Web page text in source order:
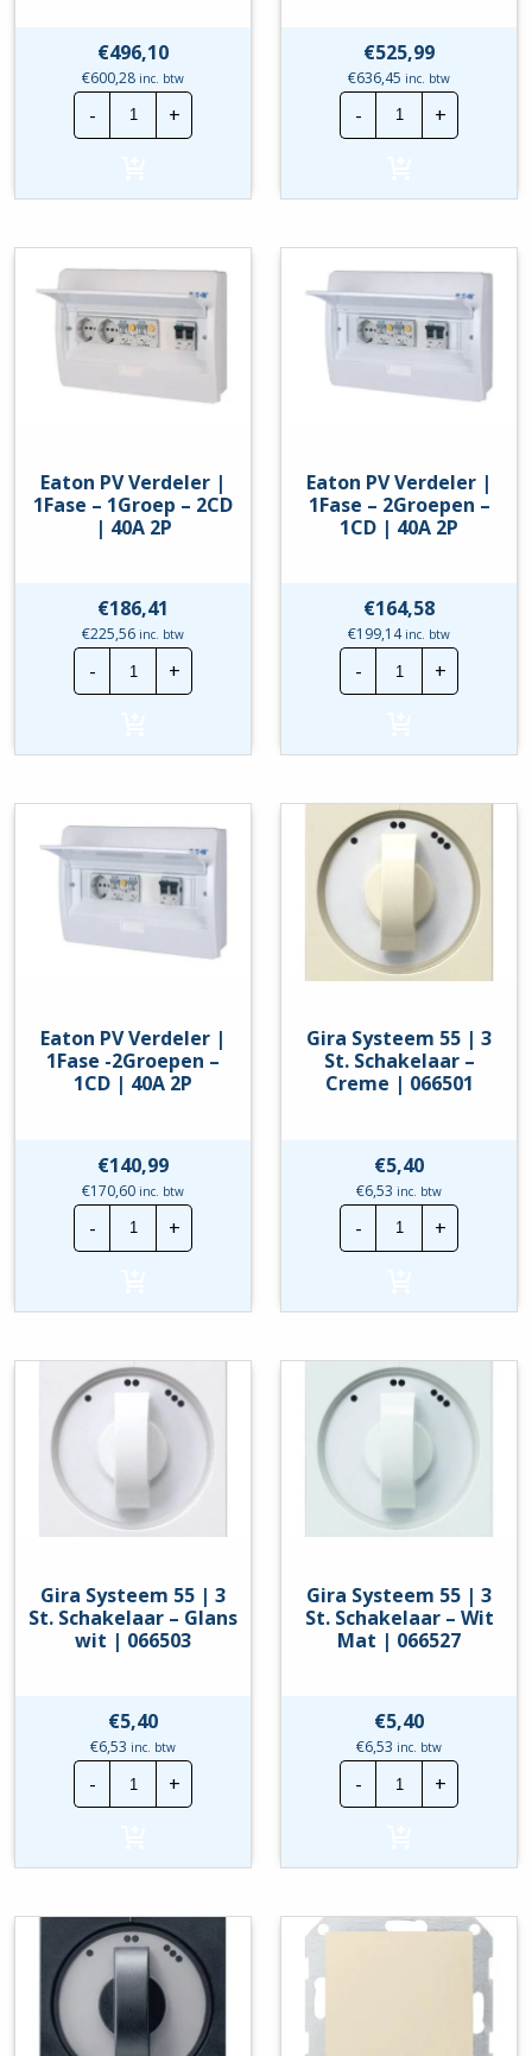
€496,10
€600,28 inc. btw
-
Eaton
Groepenkast
|
10
3x
ALS
+Kookgroep
hoeveelheid
+
€525,99
€636,45 inc. btw
-
Eaton
Groepenkast
|
9
3x
ALS
+B.trafo
+Kookgroep
hoeveelheid
+
Eaton PV Verdeler |
1Fase – 1Groep – 2CD
| 40A 2P
€186,41
€225,56 inc. btw
-
Eaton
PV
Verdeler
-
2CD
|
40A
2P
hoeveelheid
+
Eaton PV Verdeler |
1Fase – 2Groepen –
1CD | 40A 2P
€164,58
€199,14inc. btw
-
Eaton
PV
Verdeler
-
1CD
|
40A
2P
hoeveelheid
+
Eaton PV Verdeler |
1Fase -2Groepen –
1CD | 40A 2P
€140,99
€170,60 inc. btw
-
Eaton
PV
Verdeler
-2Groepen
|
40A
2P
hoeveelheid
+
Gira Systeem 55 | 3
St. Schakelaar –
Creme | 066501
€5,40
€6,53 inc. btw
-
Gira
Systeem
55
St.
Creme
|
066501
hoeveelheid
+
Gira Systeem 55 | 3
St. Schakelaar – Glans
wit | 066503
€5,40
€6,53 inc. btw
-
Gira
Systeem
55
St.
Glans
wit
|
066503
hoeveelheid
+
Gira Systeem 55 | 3
St. Schakelaar – Wit
Mat | 066527
€5,40
€6,53 inc. btw
-
Gira
Systeem
55
St.
Wit
Mat
hoeveelheid
+